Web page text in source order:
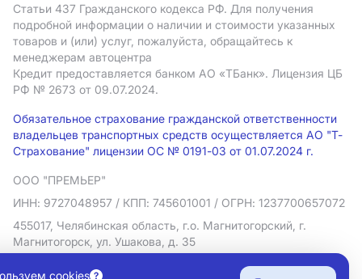
Статьи 437 Гражданского кодекса РФ. Для получения
подробной информации о наличии и стоимости указанных
товаров и (или) услуг, пожалуйста, обращайтесь к
менеджерам автоцентра
Кредит предоставляется банком АO «ТБанк». Лицензия ЦБ
РФ № 2673 от 09.07.2024.
Обязательное страхование гражданской ответственности
владельцев транспортных средств осуществляется АО "Т-
Страхование" лицензии ОС № 0191-03 от 01.07.2024 г.
ООО "ПРЕМЬЕР"
ИНН: 9727048957 / КПП: 745601001 / ОГРН: 1237700657072
455017, Челябинская область, г.о. Магнитогорский, г.
Магнитогорск, ул. Ушакова, д. 35
Политика в отношении обработки персональных данных
cookies